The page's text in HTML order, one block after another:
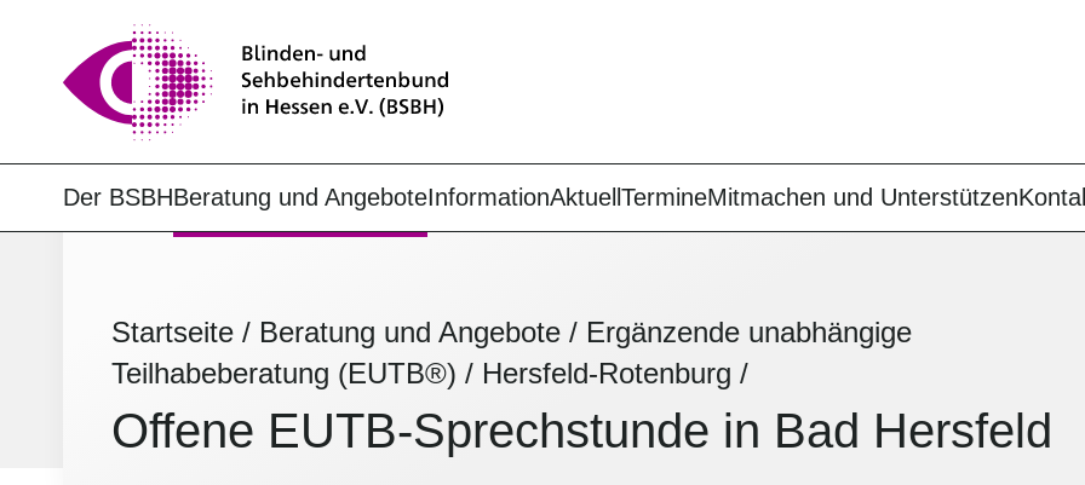
Der BSBHBeratung und AngeboteInformationAktuell TermineMitmachen und Unterstützen
Startseite / Beratung und Angebote / Ergänzende unabhängige
Teilhabeberatung (EUTB®) / Hersfeld-Rotenburg /
Offene EUTB-Sprechstunde in Bad Hersfeld